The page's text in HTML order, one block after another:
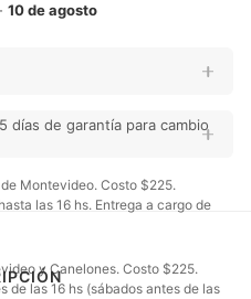
10 de agosto
días de garantía para cambio
Montevideo. Costo $225.
las 16 hs. Entrega a cargo de
y Canelones. Costo $225.
de las 16 hs (sábados antes de las